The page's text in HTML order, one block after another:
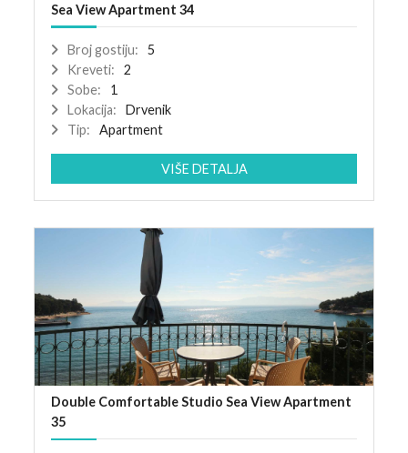
Sea View Apartment 34
Broj gostiju:
5
Kreveti:
2
Sobe:
1
Lokacija:
Drvenik
Tip:
Apartment
VIŠE DETALJA
Double Comfortable Studio Sea View Apartment
35